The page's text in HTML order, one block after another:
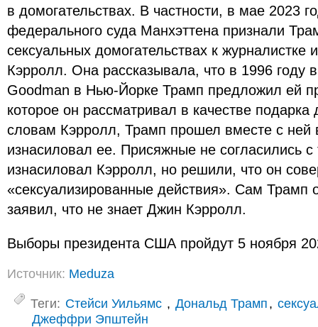
в домогательствах. В частности, в мае 2023
федерального суда Манхэттена признали
сексуальных домогательствах к журналистке
Кэрролл. Она рассказывала, что в 1996 году
Goodman в Нью-Йорке Трамп предложил ей
которое он рассматривал в качестве
словам Кэрролл, Трамп прошел вместе с ней
изнасиловал ее. Присяжные не согласились
изнасиловал Кэрролл, но решили, что он
«сексуализированные действия». Сам Трамп
заявил, что не знает Джин Кэрролл.
Выборы президента США пройдут 5 ноября
Источник: Meduza
Теги: Стейси Уильямс , Дональд Трамп,
Джеффри Эпштейн